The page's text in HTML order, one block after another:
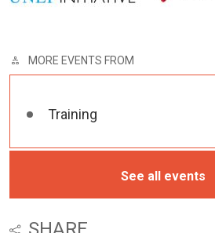
MORE EVENTS FROM
Training
See all events